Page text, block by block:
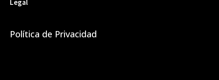
Legal
Política de Privacidad